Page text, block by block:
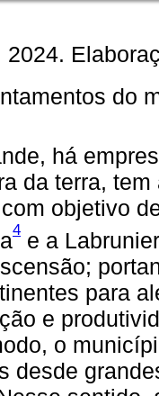
2024.
do
há
da terra,
objetivo
4 e a Labrunier
para
e
o
desde